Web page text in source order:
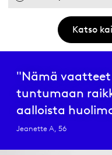
Katso
"Nämä
tuntumaan
aalloista
Jeanette A, 56